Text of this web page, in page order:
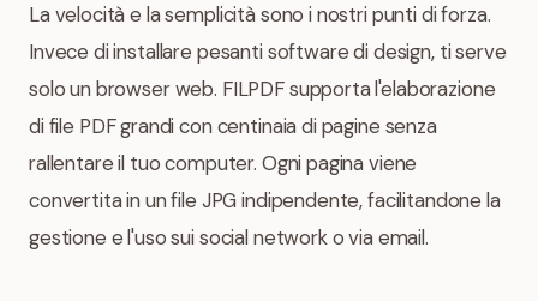
La velocità e la semplicità sono i nostri punti di forza.
Invece di installare pesanti software di design, ti serve
solo un browser web. FILPDF supporta l'elaborazione
di file PDF grandi con centinaia di pagine senza
rallentare il tuo computer. Ogni pagina viene
convertita in un file JPG indipendente, facilitandone la
gestione e l'uso sui social network o via email.